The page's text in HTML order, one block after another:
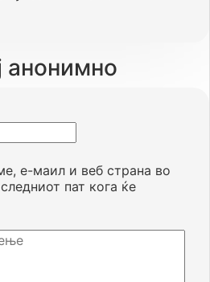
анонимно
е-маил и веб страна во
пат кога ќе